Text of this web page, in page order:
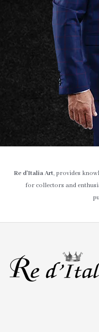
Re d’Italia Art, provides
for collectors and